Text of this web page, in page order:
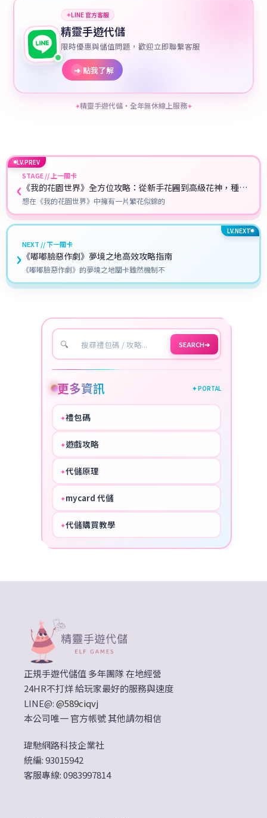
✦LINE 官方客服
精靈手遊代儲
限時優惠與儲值問題，歡迎立即聯繫客服
➜ 點我了解
✦精靈手遊代儲・全年無休線上服務✦
LV.PREV
‹STAGE // 上一關卡
《我的花園世界》全方位攻略：從新手花圃到高級花神，種花
致富的祕訣都在這！
想在《我的花園世界》中擁有一片繁花似錦的
LV.NEXT
NEXT // 下一關卡
《嘟嘟臉惡作劇》夢境之地高效攻略指南
《嘟嘟臉惡作劇》的夢境之地關卡雖然機制不
›
🔍 SEARCH➔
更多資訊 ✦ PORTAL
✦禮包碼
✦遊戲攻略
✦代儲原理
✦mycard 代儲
✦代儲購買教學
正規手遊代儲值 多年團隊 在地經營
24HR不打烊 給玩家最好的服務與速度
LINE@:@589ciqvj
本公司唯一 官方帳號 其他請勿相信
瑋馳網路科技企業社
統編: 93015942
客服專線: 0983997814